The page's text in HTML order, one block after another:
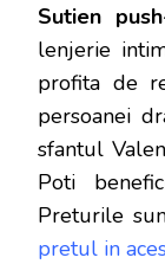
Sutien
lenjerie
profita de
persoanei
sfantul
Poti
Preturile
pretul in